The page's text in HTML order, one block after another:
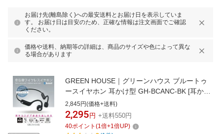
お届け先(離島除く)への最安送料とお届け日を表示していま
す。 お届け日は目安のため、正確な情報は注文画面でご確認
ください。
価格や送料、納期等の詳細は、商品のサイズや色によって異な
る場合があります
GREEN HOUSE｜グリーンハウス ブルートゥ
ースイヤホン 耳かけ型 GH-BCANC-BK [耳かけ
型 /ノイズキャンセリング対応 /Bluetooth対応]
2,845円(価格+送料)
2,295 円 +送料550円
40ポイント (1倍+1倍UP)